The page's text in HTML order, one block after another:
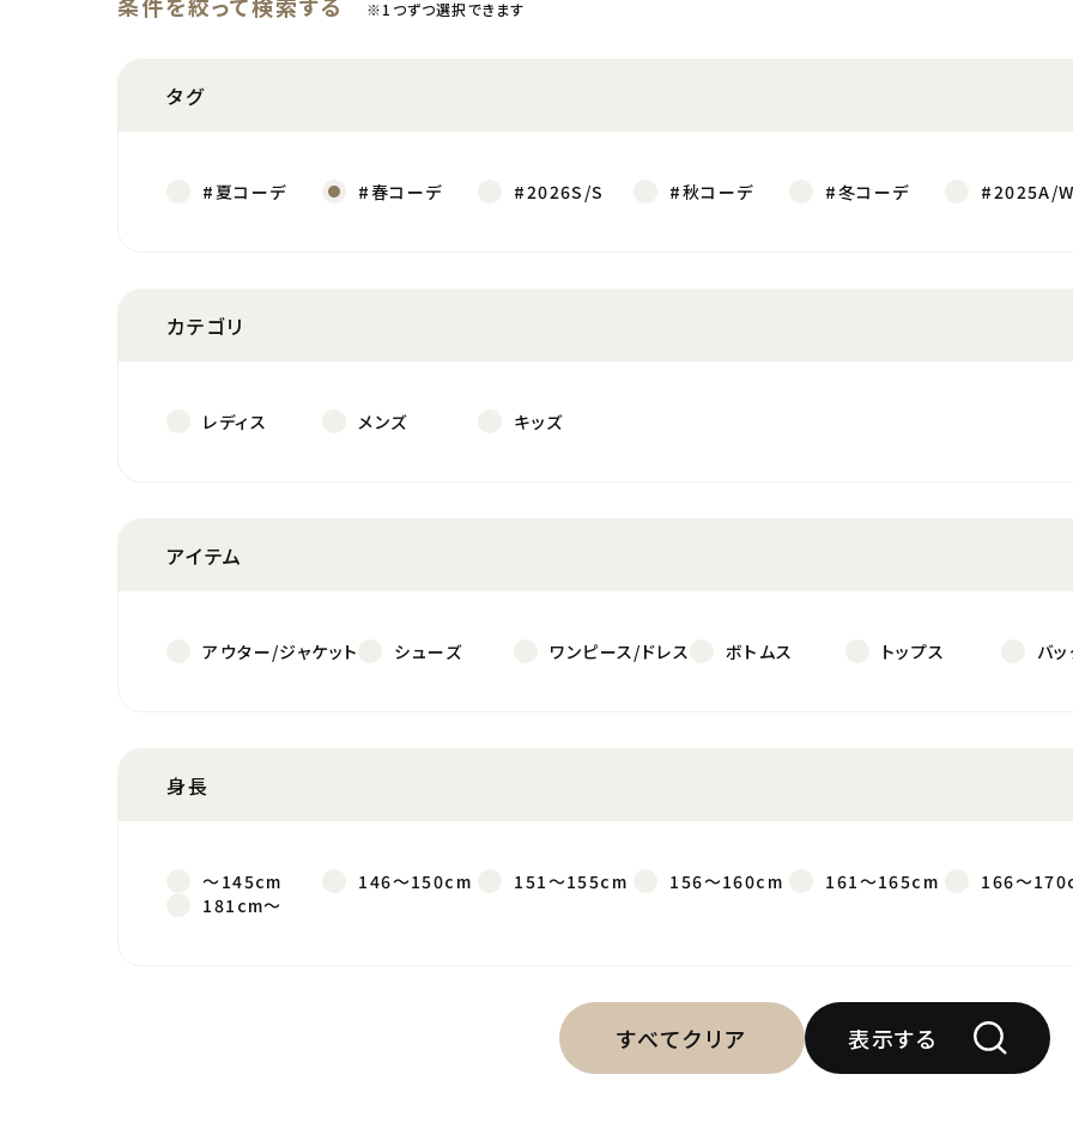
※1つずつ選択できます
タグ
#夏コーデ #春コーデ #2026S/S #秋コーデ #冬コーデ #2025A/
カテゴリ
レディス メンズ キッズ
アイテム
アウター/ジャケット シューズ ワンピース/ドレス ボトムス トップス バ
身長
～145cm 146～150cm 151～155cm 156～160cm 161～165cm
166～
181cm～
すべてクリア 表示する